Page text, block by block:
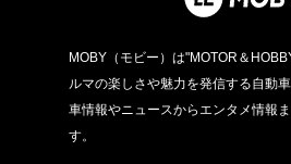
MOBY（モビー）は"MOTOR＆
ルマの楽しさや魅力を発信する自動
車情報やニュースからエンタメ情報
す。